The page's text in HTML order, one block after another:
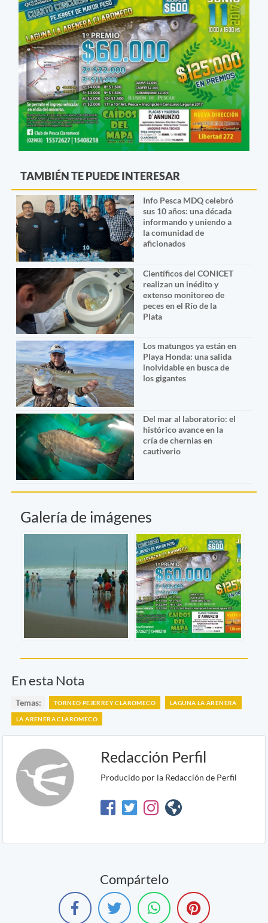
TAMBIÉN TE PUEDE INTERESAR
Info Pesca MDQ celebró
sus 10 años: una década
informando y uniendo a
la comunidad de
aficionados
Científicos del CONICET
realizan un inédito y
extenso monitoreo de
peces en el Río de la
Plata
Los matungos ya están en
Playa Honda: una salida
inolvidable en busca de
los gigantes
Del mar al laboratorio: el
histórico avance en la
cría de chernias en
cautiverio
Galería de imágenes
En esta Nota
Temas: TORNEO PEJERREY CLAROMECO LAGUNA LA ARENERA
LA ARENERA CLAROMECO
Redacción Perfil
Producido por la Redacción de Perfil
Compártelo